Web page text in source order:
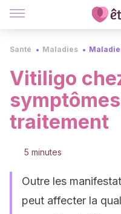
Santé Maladies
Vitiligo
traitement
5 minutes
Outre les
peut affecter la